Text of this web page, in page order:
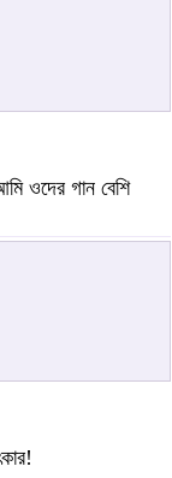
ওদের গান বেশি